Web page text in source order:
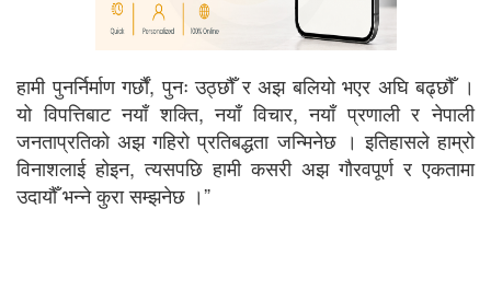
हामी पुनर्निर्माण गर्छौं, पुनः उठ्छौँ र अझ बलियो भएर अघि बढ्छौँ ।
यो विपत्तिबाट नयाँ शक्ति, नयाँ विचार, नयाँ प्रणाली र नेपाली
जनताप्रतिको अझ गहिरो प्रतिबद्धता जन्मिनेछ । इतिहासले हाम्रो
विनाशलाई होइन, त्यसपछि हामी कसरी अझ गौरवपूर्ण र एकतामा
उदायौँ भन्ने कुरा सम्झनेछ ।”